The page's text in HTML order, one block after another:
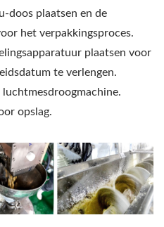
doos plaatsen en de
het verpakkingsproces.
plaatsen voor
te verlengen.
opslag.